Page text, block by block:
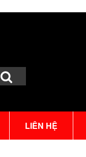
LIÊN HỆ